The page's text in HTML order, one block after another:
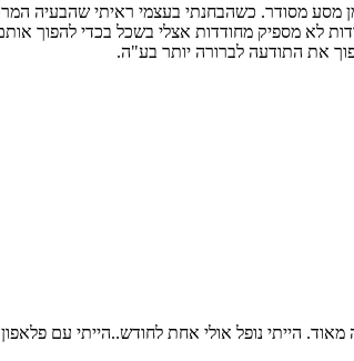
מסודר. כשהבחנתי בעצמי ראיתי שהבעיה
לא מספיק מחודדות אצלי בשכל בכדי להפוך
את התודעה לברורה יותר בע"ה.
הייתי נופל אולי אחת לחודש..הייתי עם